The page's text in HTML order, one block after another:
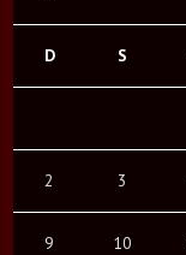
D S
2 3
9 10